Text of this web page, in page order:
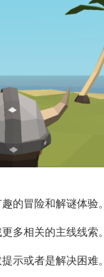
的冒险和解谜体验。
多相关的主线线索。
示或者是解决困难。